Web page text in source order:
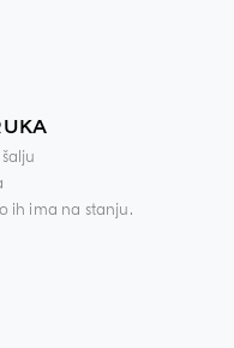
ih ima na stanju.